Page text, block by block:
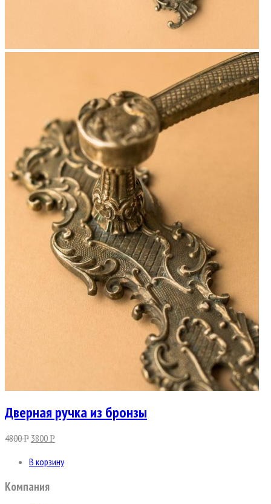
Дверная ручка из бронзы
4800Р 3800Р
В корзину
Компания